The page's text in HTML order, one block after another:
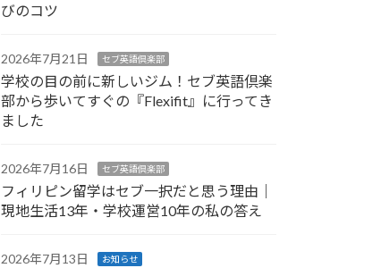
びのコツ
2026年7月21日 セブ英語倶楽部
学校の目の前に新しいジム！セブ英語倶楽
部から歩いてすぐの『Flexifit』に行ってき
ました
2026年7月16日 セブ英語倶楽部
フィリピン留学はセブ一択だと思う理由｜
現地生活13年・学校運営10年の私の答え
2026年7月13日 お知らせ